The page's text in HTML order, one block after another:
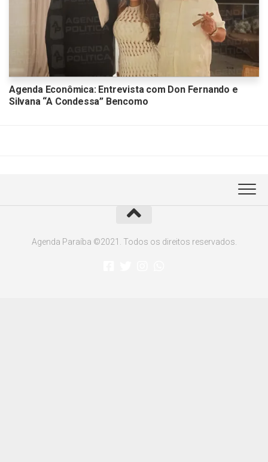
Agenda Econômica: Entrevista com Don Fernando e
Silvana “A Condessa” Bencomo
Agenda Paraíba ©2021. Todos os direitos reservados.